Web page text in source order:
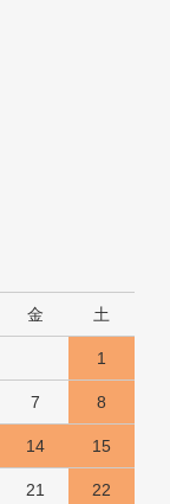
金 土
1
7 8
14 15
21 22